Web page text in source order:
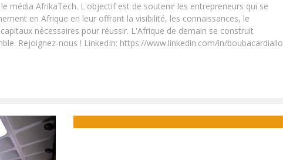
média AfrikaTech. L'objectif est de soutenir les entrepreneurs qui se
en Afrique en leur offrant la visibilité, les connaissances, le
nécessaires pour réussir. L'Afrique de demain se construit
Rejoignez-nous ! LinkedIn: https://www.linkedin.com/in/boubacardiallo